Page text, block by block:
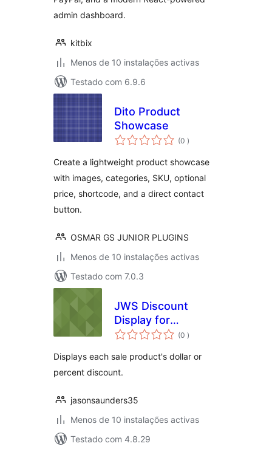
admin dashboard.
kitbix
Menos de 10 instalações activas
Testado com 6.9.6
Dito Product
Showcase
(0 classificações
)
Create a lightweight product showcase
with images, categories, SKU, optional
price, shortcode, and a direct contact
button.
OSMAR GS JUNIOR PLUGINS
Menos de 10 instalações activas
Testado com 7.0.3
JWS Discount
Display for
WooCommerce
(0 classificações
)
Displays each sale product's dollar or
percent discount.
jasonsaunders35
Menos de 10 instalações activas
Testado com 4.8.29